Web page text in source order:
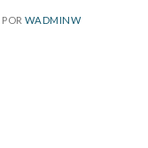
PORWADMINW